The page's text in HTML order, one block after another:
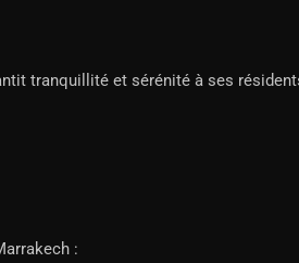
tranquillité et sérénité à ses
: